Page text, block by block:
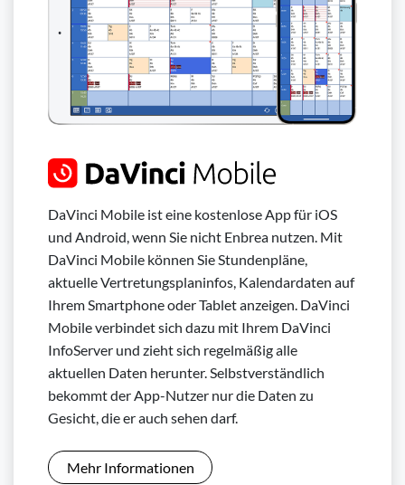
DaVinci Mobile ist eine kostenlose App für iOS
und Android, wenn Sie nicht Enbrea nutzen. Mit
DaVinci Mobile können Sie Stundenpläne,
aktuelle Vertretungsplaninfos, Kalendardaten auf
Ihrem Smartphone oder Tablet anzeigen. DaVinci
Mobile verbindet sich dazu mit Ihrem DaVinci
InfoServer und zieht sich regelmäßig alle
aktuellen Daten herunter. Selbstverständlich
bekommt der App-Nutzer nur die Daten zu
Gesicht, die er auch sehen darf.
Mehr Informationen